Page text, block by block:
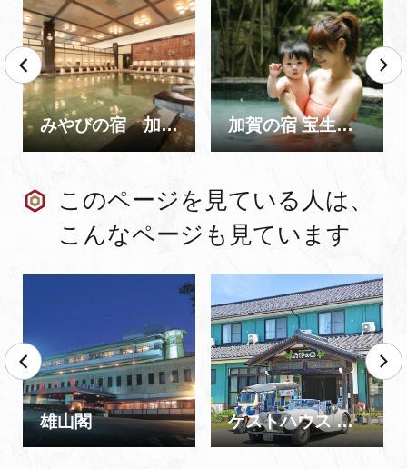
みやびの宿 加賀百万石 加賀の宿 宝生亭｜ウェルカムベビーのお宿
このページを見ている人は、
こんなページも見ています
雄山閣 ゲストハウス 片野の森 オートキャンプ場